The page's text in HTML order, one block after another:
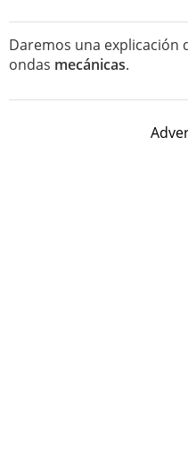
Daremos una explicación
ondas mecánicas.